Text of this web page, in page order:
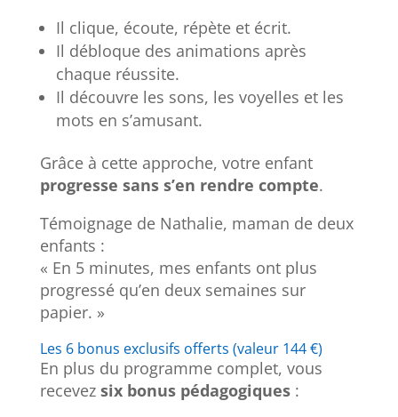
Il clique, écoute, répète et écrit.
Il débloque des animations après
chaque réussite.
Il découvre les sons, les voyelles et les
mots en s’amusant.
Grâce à cette approche, votre enfant
progresse sans s’en rendre compte.
Témoignage de Nathalie, maman de deux
enfants :
« En 5 minutes, mes enfants ont plus
progressé qu’en deux semaines sur
papier. »
Les 6 bonus exclusifs offerts (valeur 144 €)
En plus du programme complet, vous
recevez six bonus pédagogiques: